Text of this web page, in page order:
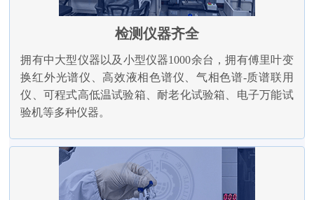
检测仪器齐全
拥有中大型仪器以及小型仪器1000余台，拥有傅里叶变
换红外光谱仪、高效液相色谱仪、气相色谱-质谱联用
仪、可程式高低温试验箱、耐老化试验箱、电子万能试
验机等多种仪器。